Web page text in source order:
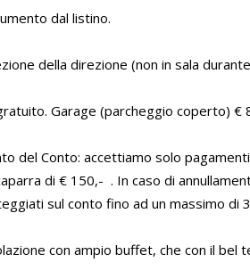
dal listino.
della direzione (non in sala
Garage (parcheggio coperto) €
del Conto: accettiamo solo
di € 150,- . In caso di
sul conto fino ad un massimo di
con ampio buffet, che con il